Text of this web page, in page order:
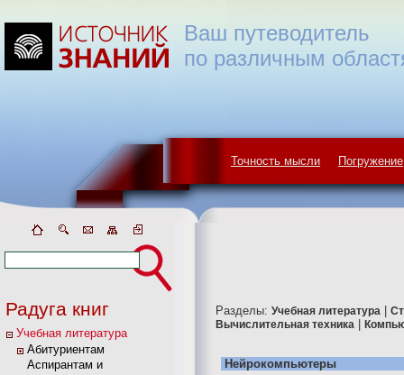
Точность мысли Погружение
Ваш путеводитель
по различным
Радуга книг
Учебная литература
Абитуриентам
Аспирантам и
Разделы: Учебная литература
Вычислительная техника
Нейрокомпьютеры